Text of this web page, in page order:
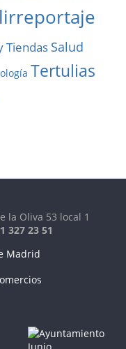
Tiendas Salud
Tertulias
la Oliva 53 local 1
327 23 51